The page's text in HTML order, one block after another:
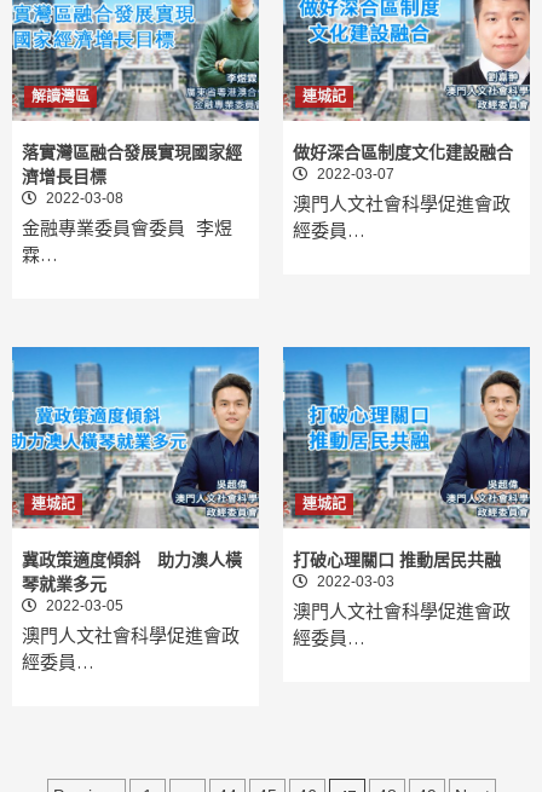
解讀灣區
落實灣區融合發展實現國家經
濟增長目標
2022-03-08
金融專業委員會委員 李煜
霖…
連城記
做好深合區制度文化建設融合
2022-03-07
澳門人文社會科學促進會政
經委員…
連城記
冀政策適度傾斜 助力澳人橫
琴就業多元
2022-03-05
澳門人文社會科學促進會政
經委員…
連城記
打破心理關口 推動居民共融
2022-03-03
澳門人文社會科學促進會政
經委員…